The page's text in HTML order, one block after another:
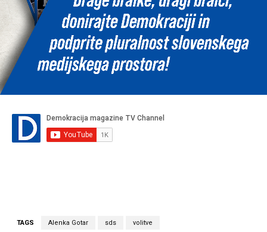
TAGS Alenka Gotar sds volitve